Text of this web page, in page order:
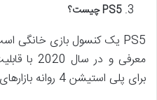
PS5چیست؟
معرفی و
برای پلی استیشن 4 روانه بازارهای جهانی شد.